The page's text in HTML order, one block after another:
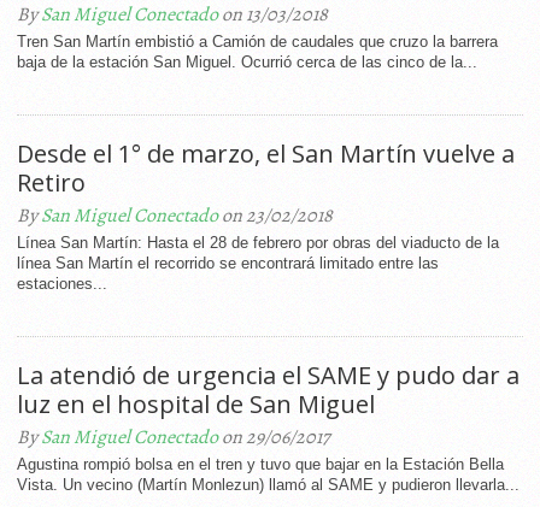
BySan Miguel Conectadoon 13/03/2018
Tren San Martín embistió a Camión de caudales que cruzo la barrera
baja de la estación San Miguel. Ocurrió cerca de las cinco de la...
Desde el 1° de marzo, el San Martín vuelve a
Retiro
BySan Miguel Conectadoon 23/02/2018
Línea San Martín: Hasta el 28 de febrero por obras del viaducto de la
línea San Martín el recorrido se encontrará limitado entre las
estaciones...
La atendió de urgencia el SAME y pudo dar a
luz en el hospital de San Miguel
BySan Miguel Conectadoon 29/06/2017
Agustina rompió bolsa en el tren y tuvo que bajar en la Estación Bella
Vista. Un vecino (Martín Monlezun) llamó al SAME y pudieron llevarla...